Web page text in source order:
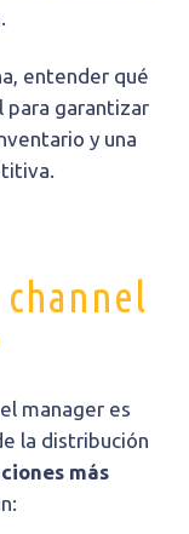
entender qué
para garantizar
y una
channel
manager es
la distribución
más